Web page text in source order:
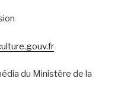
du Ministère de la